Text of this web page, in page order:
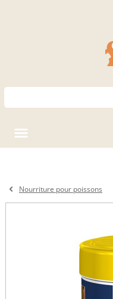
Nourriture pour poissons